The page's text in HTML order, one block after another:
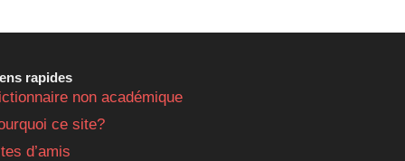
rapides
non académique
ce site?
d’amis